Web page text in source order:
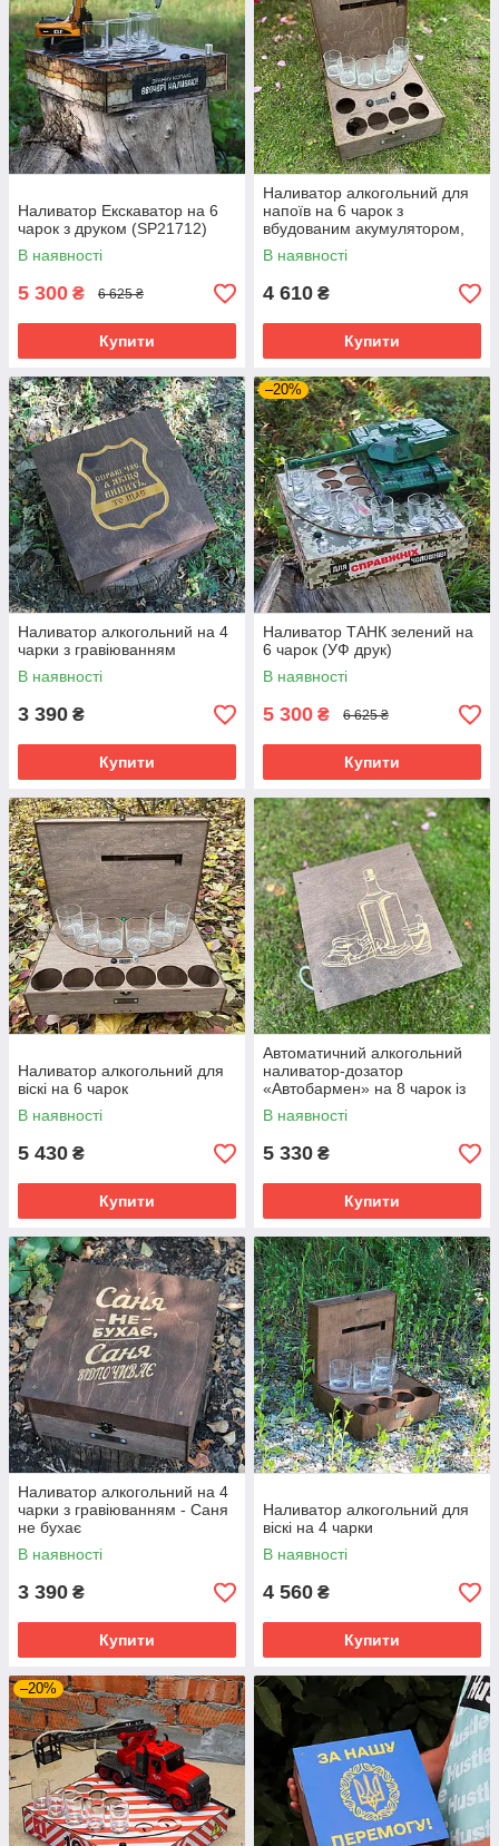
Наливатор Екскаватор на 6
чарок з друком (SP21712)
В наявності
5 300 ₴ 6 625 ₴
Купити
Наливатор алкогольний для
напоїв на 6 чарок з
вбудованим акумулятором,
Автобармен
В наявності
4 610 ₴
Купити
Наливатор алкогольний на 4
чарки з гравіюванням
В наявності
3 390 ₴
Купити
–20%
Наливатор ТАНК зелений на
6 чарок (УФ друк)
В наявності
5 300 ₴ 6 625 ₴
Купити
Наливатор алкогольний для
віскі на 6 чарок
В наявності
5 430 ₴
Купити
Автоматичний алкогольний
наливатор-дозатор
«Автобармен» на 8 чарок із
вбудованим акумулятором
В наявності
5 330 ₴
Купити
Наливатор алкогольний на 4
чарки з гравіюванням - Саня
не бухає
В наявності
3 390 ₴
Купити
Наливатор алкогольний для
віскі на 4 чарки
В наявності
4 560 ₴
Купити
–20%